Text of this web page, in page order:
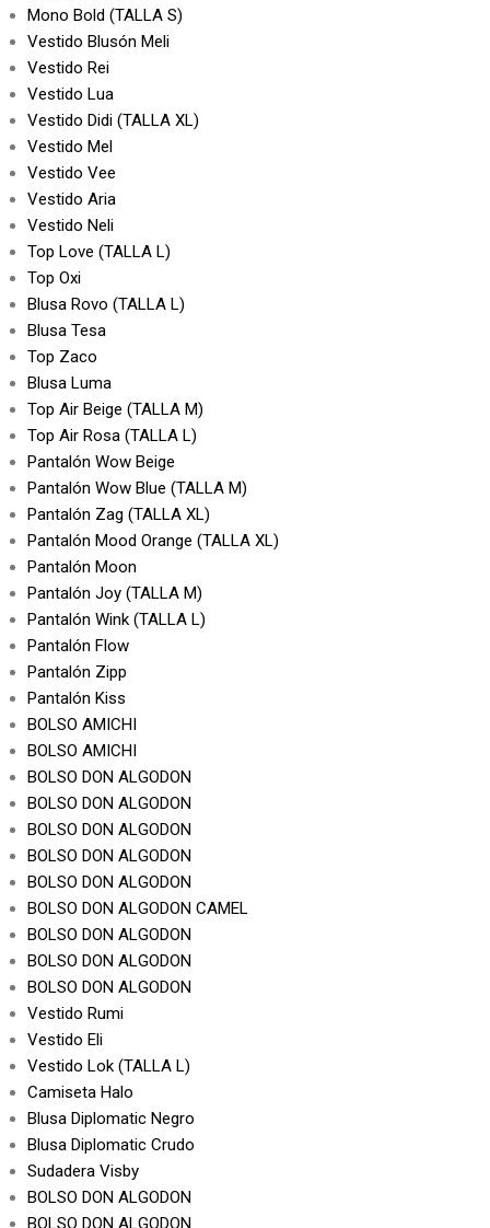
Mono Bold (TALLA S)
Vestido Blusón Meli
Vestido Rei
Vestido Lua
Vestido Didi (TALLA XL)
Vestido Mel
Vestido Vee
Vestido Aria
Vestido Neli
Top Love (TALLA L)
Top Oxi
Blusa Rovo (TALLA L)
Blusa Tesa
Top Zaco
Blusa Luma
Top Air Beige (TALLA M)
Top Air Rosa (TALLA L)
Pantalón Wow Beige
Pantalón Wow Blue (TALLA M)
Pantalón Zag (TALLA XL)
Pantalón Mood Orange (TALLA XL)
Pantalón Moon
Pantalón Joy (TALLA M)
Pantalón Wink (TALLA L)
Pantalón Flow
Pantalón Zipp
Pantalón Kiss
BOLSO AMICHI
BOLSO AMICHI
BOLSO DON ALGODON
BOLSO DON ALGODON
BOLSO DON ALGODON
BOLSO DON ALGODON
BOLSO DON ALGODON
BOLSO DON ALGODON CAMEL
BOLSO DON ALGODON
BOLSO DON ALGODON
BOLSO DON ALGODON
Vestido Rumi
Vestido Eli
Vestido Lok (TALLA L)
Camiseta Halo
Blusa Diplomatic Negro
Blusa Diplomatic Crudo
Sudadera Visby
BOLSO DON ALGODON
BOLSO DON ALGODON